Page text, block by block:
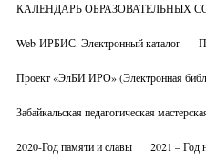
КАЛЕНДАРЬ ОБРАЗОВАТЕЛЬНЫХ
Web-ИРБИС. Электронный каталог
Проект «ЭлБИ ИРО» (Электронная
Забайкальская педагогическая
2020-Год памяти и славы 2021 – Год